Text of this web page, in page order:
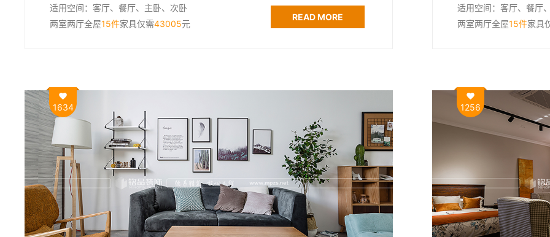
适用空间：客厅、餐厅、主卧、次卧
两室两厅全屋15件家具仅需43005元
READ MORE
适用空间：客厅、餐厅
两室两厅全屋15件家具
1634 1256